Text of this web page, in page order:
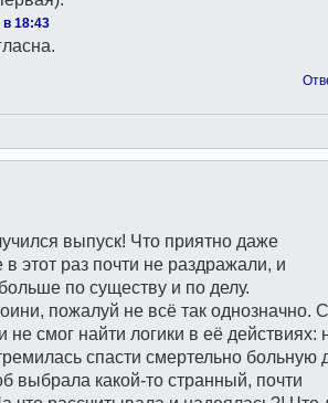
в 18:43
выпуск! Что приятно даже
этот раз почти не раздражали, и
по существу и по делу.
пожалуй не всё так однозначно.
не смог найти логики в её действиях:
спасти смертельно больную
выбрала какой-то странный, почти